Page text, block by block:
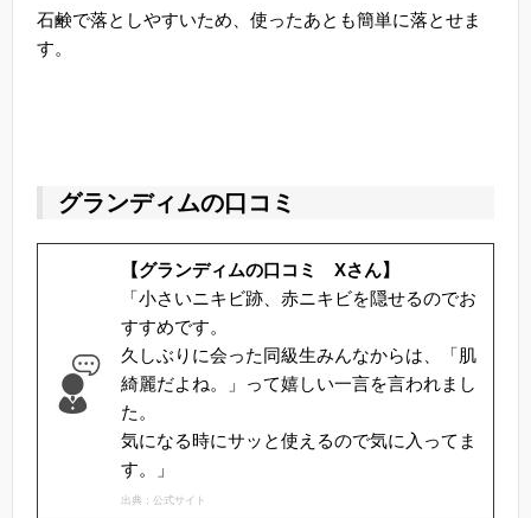
石鹸で落としやすいため、使ったあとも簡単に落とせま
す。
グランディムの口コミ
【グランディムの口コミ Xさん】
「小さいニキビ跡、赤ニキビを隠せるのでお
すすめです。
久しぶりに会った同級生みんなからは、「肌
綺麗だよね。」って嬉しい一言を言われまし
た。
気になる時にサッと使えるので気に入ってま
す。」
出典：公式サイト